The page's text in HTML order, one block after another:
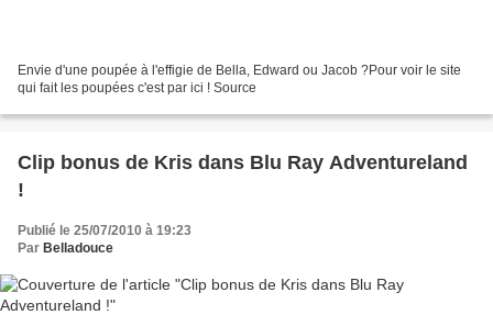
Envie d'une poupée à l'effigie de Bella, Edward ou Jacob ?Pour voir le site
qui fait les poupées c'est par ici ! Source
Clip bonus de Kris dans Blu Ray Adventureland
!
Publié le 25/07/2010 à 19:23
Par Belladouce